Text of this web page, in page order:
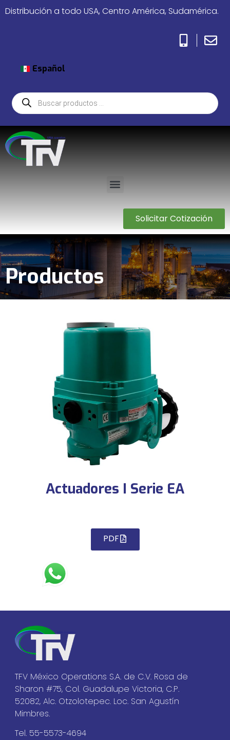
Distribución a todo USA, Centro América, Sudamérica.
Español
Solicitar Cotización
Productos
Actuadores I Serie EA
PDF
TFV México Operations S.A. de C.V. Rosa de
Sharon #75, Col. Guadalupe Victoria, C.P.
52082, Alc. Otzolotepec. Loc. San Agustín
Mimbres.
Tel. 55-5573-4694